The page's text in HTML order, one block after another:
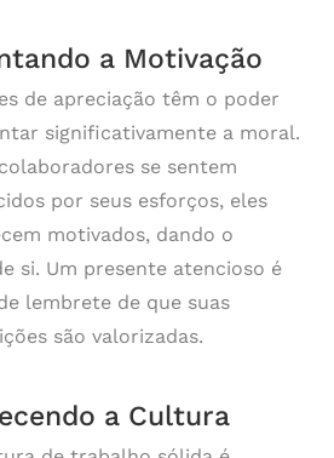
a Motivação
de apreciação têm o poder
significativamente a moral.
se sentem
por seus esforços, eles
motivados, dando o
si. Um presente atencioso é
lembrete de que suas
são valorizadas.
a Cultura